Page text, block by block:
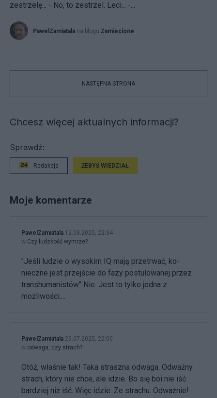
zestrzelę... - No, to zestrzel. Leci... -...
PawelZamiatala na blogu Zamiecione
NASTĘPNA STRONA
Chcesz więcej aktualnych informacji?
Sprawdź:
Redakcja ŻEBYŚ WIEDZIAŁ
Moje komentarze
PawelZamiatala 12.08.2025, 22:34
w Czy ludzkość wymrze?
"Je­śli lu­dzie o wy­so­kim IQ ma­ją prze­trwać, ko­
niecz­ne je­st przej­ście do fa­zy po­stu­lo­wa­nej przez
trans­hu­ma­ni­stów" Nie. Jest to tylko jedna z
możliwości....
PawelZamiatala 29.07.2025, 22:00
w odwaga, czy strach?
Otóż, właśnie tak! Taka straszna odwaga. Odważny
strach, który nie chce, ale idzie. Bo się boi nie iść
bardziej niż iść. Więc idzie. Ze strachu. Odważnie!